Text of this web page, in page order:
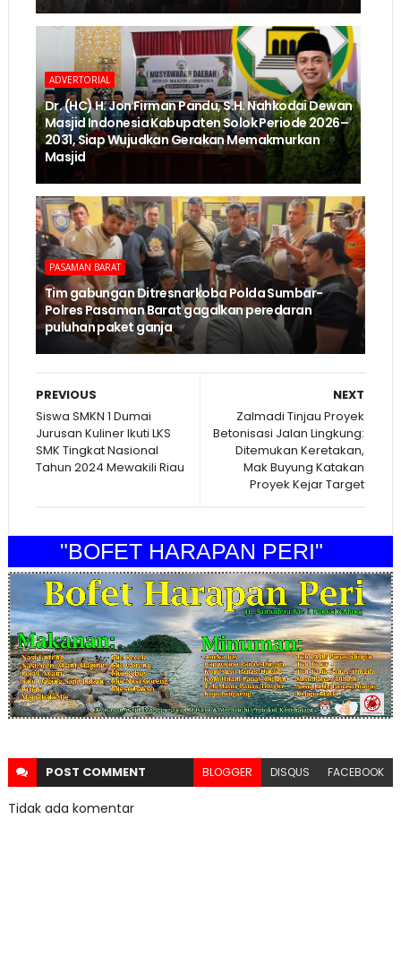
ADVERTORIAL
Dr. (HC) H. Jon Firman Pandu, S.H. Nahkodai Dewan
Masjid Indonesia Kabupaten Solok Periode 2026–
2031, Siap Wujudkan Gerakan Memakmurkan
Masjid
PASAMAN BARAT
Tim gabungan Ditresnarkoba Polda Sumbar-
Polres Pasaman Barat gagalkan peredaran
puluhan paket ganja
NEXT
Zalmadi Tinjau Proyek
Betonisasi Jalan Lingkung:
Ditemukan Keretakan,
Mak Buyung Katakan
Proyek Kejar Target
PREVIOUS
Siswa SMKN 1 Dumai
Jurusan Kuliner Ikuti LKS
SMK Tingkat Nasional
Tahun 2024 Mewakili Riau
"BOFET HARAPAN PERI"
POST COMMENT BLOGGER DISQUS FACEBOOK
Tidak ada komentar